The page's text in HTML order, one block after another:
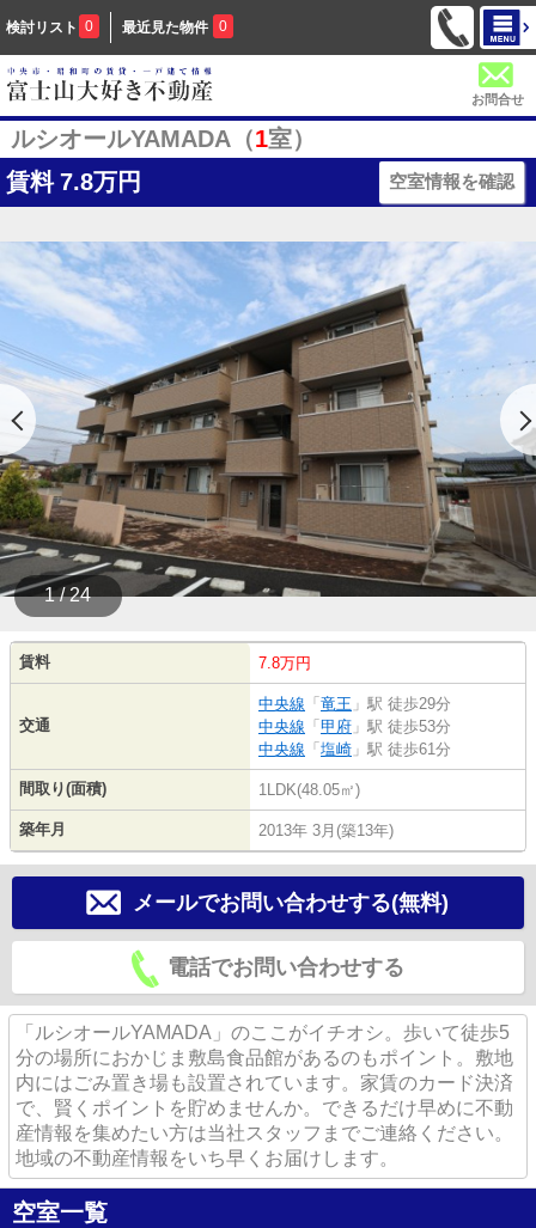
検討リスト 0 最近見た物件 0
お問合せ
ルシオールYAMADA（1室）
賃料 7.8万円 空室情報を確認
1 / 24
賃料 7.8万円
交通
中央線 「 竜王 」駅 徒歩29分
中央線 「 甲府 」駅 徒歩53分
中央線 「 塩崎 」駅 徒歩61分
間取り(面積) 1LDK(48.05㎡)
築年月 2013年 3月(築13年)
メールでお問い合わせする(無料)
電話でお問い合わせする
「ルシオールYAMADA」のここがイチオシ。歩いて徒歩5
分の場所におかじま敷島食品館があるのもポイント。敷地
内にはごみ置き場も設置されています。家賃のカード決済
で、賢くポイントを貯めませんか。できるだけ早めに不動
産情報を集めたい方は当社スタッフまでご連絡ください。
地域の不動産情報をいち早くお届けします。
空室一覧